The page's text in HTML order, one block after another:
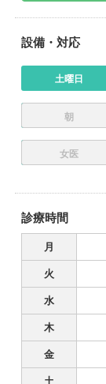
設備・対応
土曜日
朝
女医
診療時間
月
火
水
木
金
土